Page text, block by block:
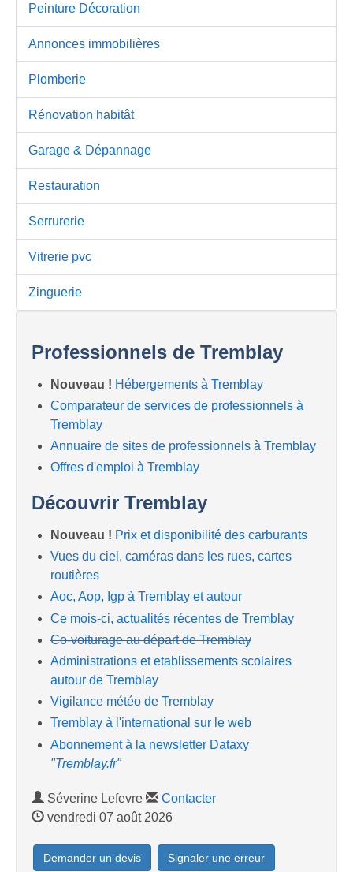
Peinture Décoration
Annonces immobilières
Plomberie
Rénovation habitât
Garage & Dépannage
Restauration
Serrurerie
Vitrerie pvc
Zinguerie
Professionnels de Tremblay
Nouveau ! Hébergements à Tremblay
Comparateur de services de professionnels à
Tremblay
Annuaire de sites de professionnels à Tremblay
Offres d'emploi à Tremblay
Découvrir Tremblay
Nouveau ! Prix et disponibilité des carburants
Vues du ciel, caméras dans les rues, cartes
routières
Aoc, Aop, Igp à Tremblay et autour
Ce mois-ci, actualités récentes de Tremblay
Co-voiturage au départ de Tremblay
Administrations et etablissements scolaires
autour de Tremblay
Vigilance météo de Tremblay
Tremblay à l'international sur le web
Abonnement à la newsletter Dataxy
"Tremblay.fr"
Séverine Lefevre
Contacter
vendredi 07 août 2026
Demander un devis Signaler une erreur